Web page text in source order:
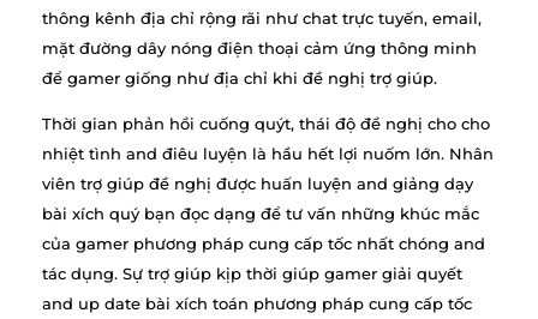
thông kênh địa chỉ rộng rãi như chat trực tuyến, email,
mặt đường dây nóng điện thoại cảm ứng thông minh
để gamer giống như địa chỉ khi đề nghị trợ giúp.
Thời gian phản hồi cuống quýt, thái độ đề nghị cho cho
nhiệt tình and điêu luyện là hầu hết lợi nuốm lớn. Nhân
viên trợ giúp đề nghị được huấn luyện and giảng dạy
bài xích quý bạn đọc dạng để tư vấn những khúc mắc
của gamer phương pháp cung cấp tốc nhất chóng and
tác dụng. Sự trợ giúp kịp thời giúp gamer giải quyết
and up date bài xích toán phương pháp cung cấp tốc